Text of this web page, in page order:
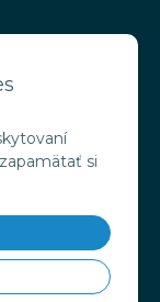
si